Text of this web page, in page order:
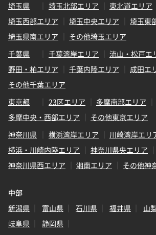
埼玉県
埼玉北部エリア
東北道エリア
埼玉西部エリア
埼玉中央エリア
埼玉東
埼玉県南エリア
その他埼玉エリア
千葉県
千葉湾岸エリア
流山・松戸エ
野田・柏エリア
千葉内陸エリア
成田エ
その他千葉エリア
東京都
23区エリア
多摩南部エリア
多摩中央・西部エリア
その他東京エリア
神奈川県
横浜湾岸エリア
川崎湾岸エリ
横浜・川崎内陸エリア
神奈川県央エリア
神奈川県西エリア
湘南エリア その他神
中部
新潟県
富山県 石川県 福井県 山
岐阜県
静岡県